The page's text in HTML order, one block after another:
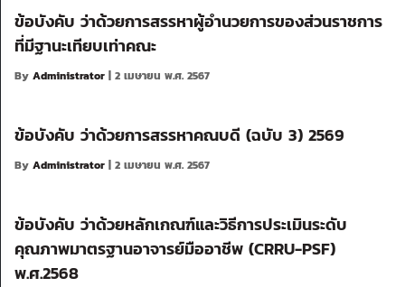
ข้อบังคับ ว่าด้วยการสรรหาผู้อำนวยการของส่วนราชการ
ที่มีฐานะเทียบเท่าคณะ
By Administrator | 2 เมษายน พ.ศ. 2567
ข้อบังคับ ว่าด้วยการสรรหาคณบดี (ฉบับ 3) 2569
By Administrator | 2 เมษายน พ.ศ. 2567
ข้อบังคับ ว่าด้วยหลักเกณฑ์และวิธีการประเมินระดับ
คุณภาพมาตรฐานอาจารย์มืออาชีพ (CRRU-PSF)
พ.ศ.2568